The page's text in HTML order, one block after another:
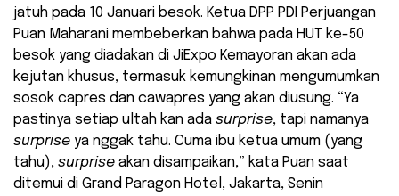
jatuh pada 10 Januari besok. Ketua DPP PDI Perjuangan
Puan Maharani membeberkan bahwa pada HUT ke-50
besok yang diadakan di JiExpo Kemayoran akan ada
kejutan khusus, termasuk kemungkinan mengumumkan
sosok capres dan cawapres yang akan diusung. “Ya
pastinya setiap ultah kan ada surprise, tapi namanya
surprise ya nggak tahu. Cuma ibu ketua umum (yang
tahu), surprise akan disampaikan,” kata Puan saat
ditemui di Grand Paragon Hotel, Jakarta, Senin